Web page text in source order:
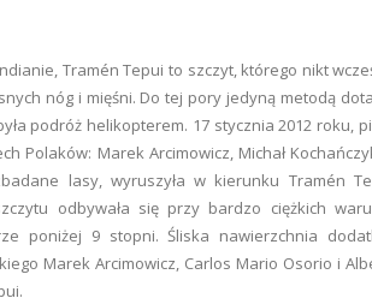
Tramén Tepui to szczyt, którego nikt
nóg i mięśni. Do tej pory jedyną metodą
podróż helikopterem. 17 stycznia 2012 roku,
Polaków: Marek Arcimowicz, Michał
lasy, wyruszyła w kierunku Tramén
odbywała się przy bardzo ciężkich
poniżej 9 stopni. Śliska nawierzchnia
Marek Arcimowicz, Carlos Mario Osorio i